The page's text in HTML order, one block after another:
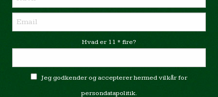
Hvad er 11 * fire?
Jeg godkender og accepterer hermed vilkår for
persondatapolitik.